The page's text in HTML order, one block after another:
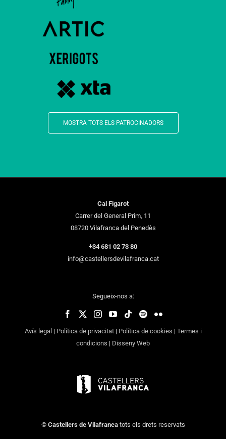
MOSTRA TOTS ELS PATROCINADORS
Cal Figarot
Carrer del General Prim, 11
08720 Vilafranca del Penedès
+34 681 02 73 80
info@castellersdevilafranca.cat
Segueix-nos a:
Avís legal | Política de privacitat| Política de cookies | Termes i
condicions | Disseny Web
© Castellers de Vilafrancatots els drets reservats